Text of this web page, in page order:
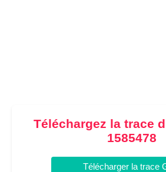
Téléchargez la trace
1585478
Télécharger la trace